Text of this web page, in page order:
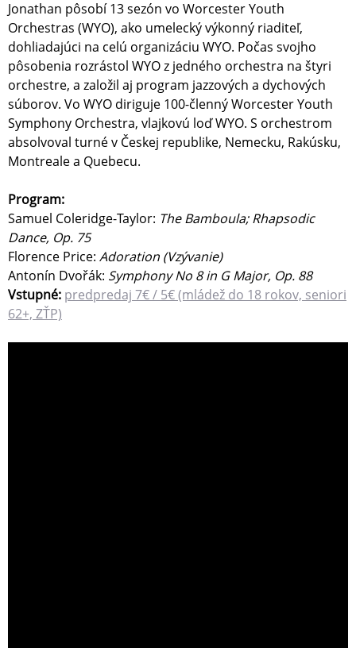
Jonathan pôsobí 13 sezón vo Worcester Youth
Orchestras (WYO), ako umelecký výkonný riaditeľ,
dohliadajúci na celú organizáciu WYO. Počas svojho
pôsobenia rozrástol WYO z jedného orchestra na štyri
orchestre, a založil aj program jazzových a dychových
súborov. Vo WYO diriguje 100-členný Worcester Youth
Symphony Orchestra, vlajkovú loď WYO. S orchestrom
absolvoval turné v Českej republike, Nemecku, Rakúsku,
Montreale a Quebecu.
Program:
Samuel Coleridge-Taylor: The Bamboula; Rhapsodic
Dance, Op. 75
Florence Price: Adoration (Vzývanie)
Antonín Dvořák: Symphony No 8 in G Major, Op. 88
Vstupné: predpredaj 7€ / 5€ (mládež do 18 rokov, seniori
62+, ZŤP)